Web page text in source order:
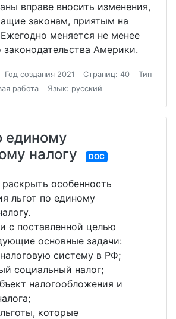
вправе вносить изменения,
законам, приятым на
меняется не менее
законодательства Америки.
Год создания 2021 Страниц: 40
Тип
работа
Язык: русский
единому
налогу
DOC
особенность
льгот по единому
с поставленной целью
основные задачи:
систему в РФ;
социальный налог;
налогообложения и
которые